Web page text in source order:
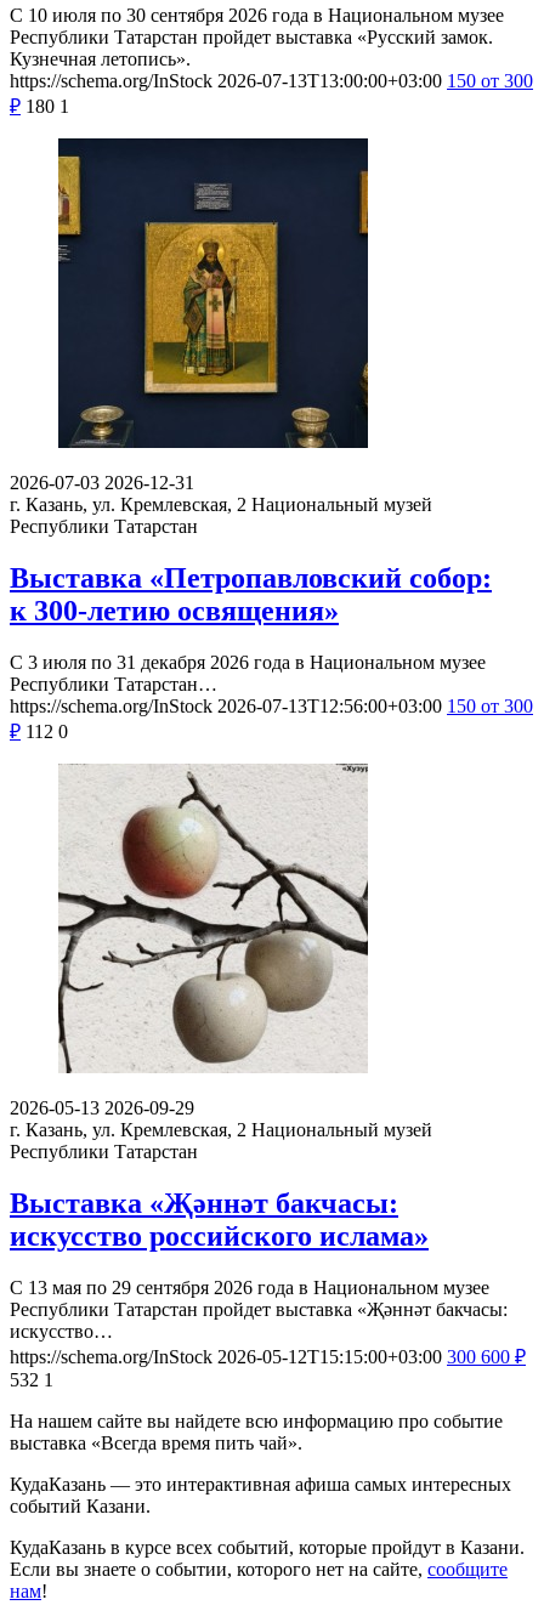
С 10 июля по 30 сентября 2026 года в Национальном музее
Республики Татарстан пройдет выставка «Русский замок.
Кузнечная летопись».
https://schema.org/InStock 2026-07-13T13:00:00+03:00 150 от 300
₽ 180 1
2026-07-03 2026-12-31
г. Казань, ул. Кремлевская, 2 Национальный музей
Республики Татарстан
Выставка «Петропавловский собор:
к 300-летию освящения»
С 3 июля по 31 декабря 2026 года в Национальном музее
Республики Татарстан…
https://schema.org/InStock 2026-07-13T12:56:00+03:00 150 от 300
₽ 112 0
2026-05-13 2026-09-29
г. Казань, ул. Кремлевская, 2 Национальный музей
Республики Татарстан
Выставка «Җәннәт бакчасы:
искусство российского ислама»
С 13 мая по 29 сентября 2026 года в Национальном музее
Республики Татарстан пройдет выставка «Җәннәт бакчасы:
искусство…
https://schema.org/InStock 2026-05-12T15:15:00+03:00 300 600 ₽
532 1
На нашем сайте вы найдете всю информацию про событие
выставка «Всегда время пить чай».
КудаКазань — это интерактивная афиша самых интересных
событий Казани.
КудаКазань в курсе всех событий, которые пройдут в Казани.
Если вы знаете о событии, которого нет на сайте, сообщите
нам!